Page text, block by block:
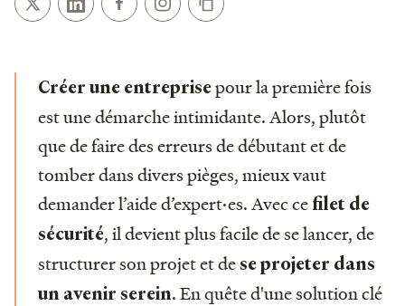
Créer une entreprisepour la première fois
est une démarche intimidante. Alors, plutôt
que de faire des erreurs de débutant et de
tomber dans divers pièges, mieux vaut
demander l’aide d’expert·es. Avec ce filet de
sécurité, il devient plus facile de se lancer, de
structurer son projet et dese projeter dans
un avenir serein. En quête d'une solution clé